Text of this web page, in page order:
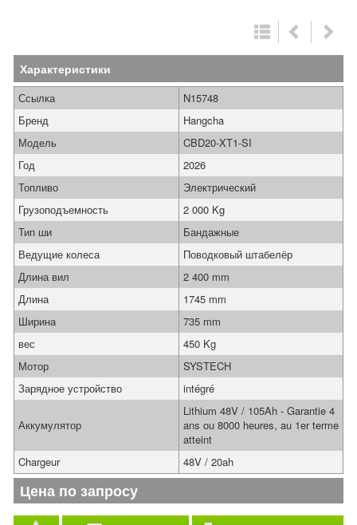
Характеристики
Ссылка
N15748
Бренд
Hangcha
Модель
CBD20-XT1-SI
Год
2026
Топливо
Электрический
Грузоподъемность
2 000 Kg
Тип ши
Бандажные
Ведущие колеса
Поводковый штабелёр
Длина вил
2 400 mm
Длина
1745 mm
Ширина
735 mm
вес
450 Kg
Мотор
SYSTECH
Зарядное устройство
intégré
Аккумулятор
Lithium 48V / 105Ah - Garantie 4
ans ou 8000 heures, au 1er terme
atteint
Chargeur
48V / 20ah
Цена по запросу